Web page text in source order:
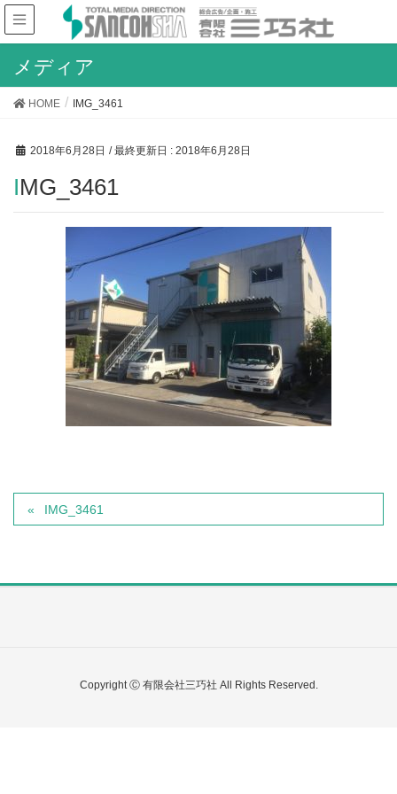
メディア
HOME IMG_3461
2018年6月28日 / 最終更新日 : 2018年6月28日
IMG_3461
IMG_3461
Copyright Ⓒ 有限会社三巧社 All Rights Reserved.